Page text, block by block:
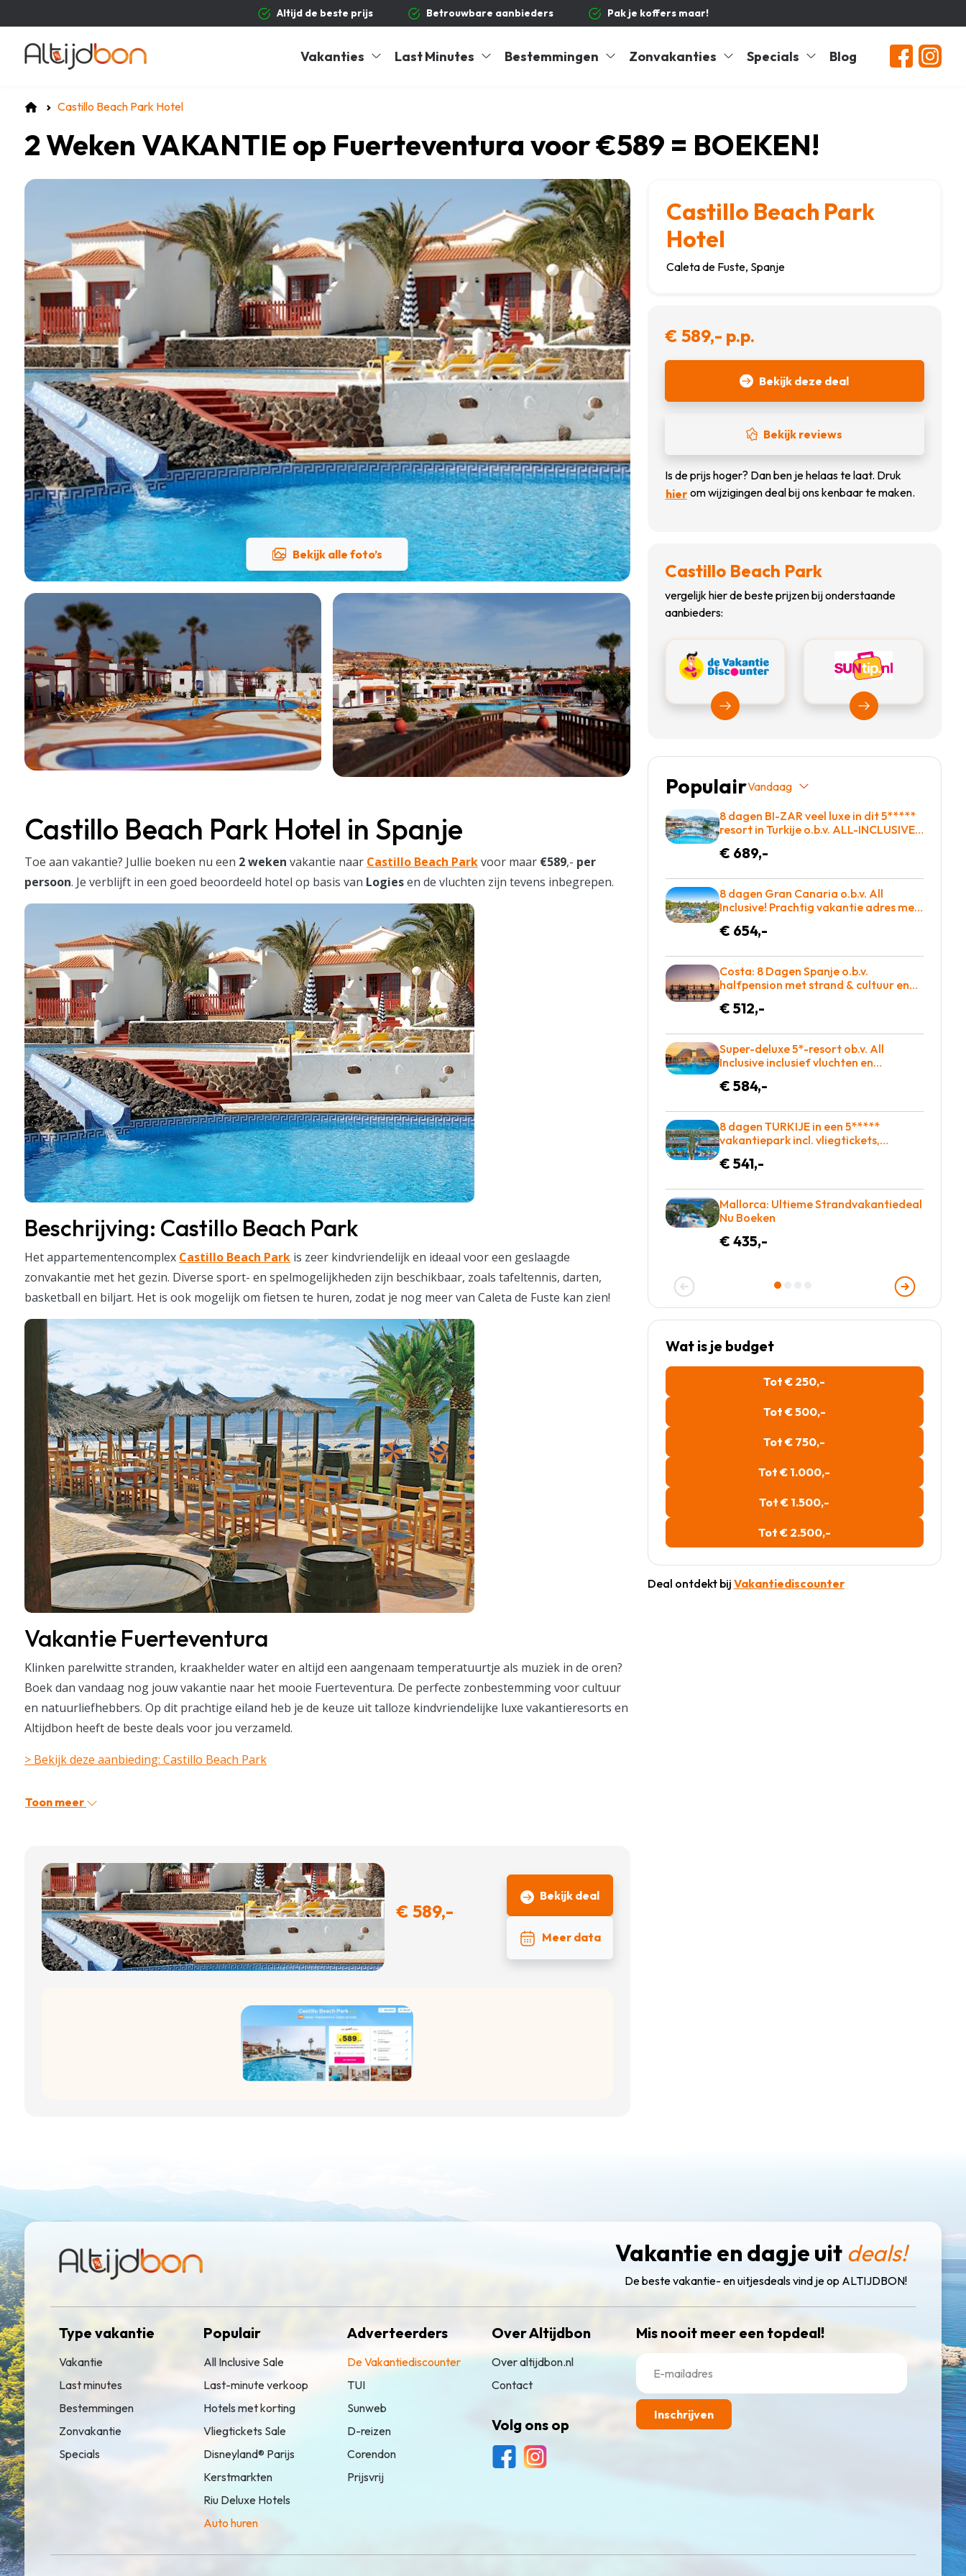
Altijd de beste prijs Betrouwbare aanbieders Pak je koffers maar!
Vakanties Last Minutes Bestemmingen Zonvakanties Specials Blog
Castillo Beach Park Hotel
2 Weken VAKANTIE op Fuerteventura voor €589 = BOEKEN!
Bekijk alle foto’s
Castillo Beach Park Hotel in Spanje
Toe aan vakantie? Jullie boeken nu een 2 weken vakantie naar Castillo Beach Parkvoor maar €589,- per
persoon. Je verblijft in een goed beoordeeld hotel op basis van Logiesen de vluchten zijn tevens inbegrepen.
Beschrijving: Castillo Beach Park
Het appartementencomplex Castillo Beach Park is zeer kindvriendelijk en ideaal voor een geslaagde
zonvakantie met het gezin. Diverse sport- en spelmogelijkheden zijn beschikbaar, zoals tafeltennis, darten,
basketball en biljart. Het is ook mogelijk om fietsen te huren, zodat je nog meer van Caleta de Fuste kan zien!
Vakantie Fuerteventura
Klinken parelwitte stranden, kraakhelder water en altijd een aangenaam temperatuurtje als muziek in de oren?
Boek dan vandaag nog jouw vakantie naar het mooie Fuerteventura. De perfecte zonbestemming voor cultuur
en natuurliefhebbers. Op dit prachtige eiland heb je de keuze uit talloze kindvriendelijke luxe vakantieresorts en
Altijdbon heeft de beste deals voor jou verzameld.
> Bekijk deze aanbieding: Castillo Beach Park
Toon meer
€ 589,-
Bekijk deal
Meer data
Castillo Beach Park
Hotel
Caleta de Fuste, Spanje
€ 589,- p.p.
Bekijk deze deal
Bekijk reviews
Is de prijs hoger? Dan ben je helaas te laat. Druk
hier om wijzigingen deal bij ons kenbaar te maken.
Castillo Beach Park
vergelijk hier de beste prijzen bij onderstaande
aanbieders:
Bekijk Vakantiediscounter Bekijk Suntip
PopulairVandaag
8 dagen BI-ZAR veel luxe in dit 5*****
resort in Turkije o.b.v. ALL-INCLUSIVE =
€ 689,-
8 dagen Gran Canaria o.b.v. All
Inclusive! Prachtig vakantie adres met
WOW
€ 654,-
Costa: 8 Dagen Spanje o.b.v.
halfpension met strand & cultuur en
Glij razendsnel van waterglijbanen!
€ 512,-
Super-deluxe 5*-resort ob.v. All
Inclusive inclusief vluchten en
€ 584,-
8 dagen TURKIJE in een 5*****
vakantiepark incl. vliegtickets,
transfers en met Zwembad met
glijbanen = BOEKEN!
€ 541,-
Mallorca: Ultieme Strandvakantiedeal
Nu Boeken
€ 435,-
Wat is je budget
Tot € 250,-
Tot € 500,-
Tot € 750,-
Tot € 1.000,-
Tot € 1.500,-
Tot € 2.500,-
Deal ontdekt bij Vakantiediscounter
Vakantie en dagje uit deals!
De beste vakantie- en uitjesdeals vind je op ALTIJDBON!
Type vakantie
Vakantie
Last minutes
Bestemmingen
Zonvakantie
Specials
Populair
All Inclusive Sale
Last-minute verkoop
Hotels met korting
Vliegtickets Sale
Disneyland® Parijs
Kerstmarkten
Riu Deluxe Hotels
Auto huren
Adverteerders
De Vakantiediscounter
TUI
Sunweb
D-reizen
Corendon
Prijsvrij
Over Altijdbon
Over altijdbon.nl
Contact
Volg ons op
Mis nooit meer een topdeal!
Inschrijven